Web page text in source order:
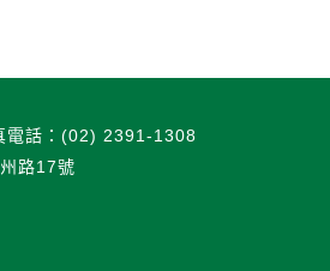
電話：(02) 2391-1308
路17號